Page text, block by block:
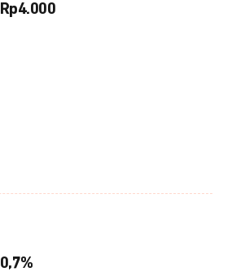
Rp4.000
0,7%